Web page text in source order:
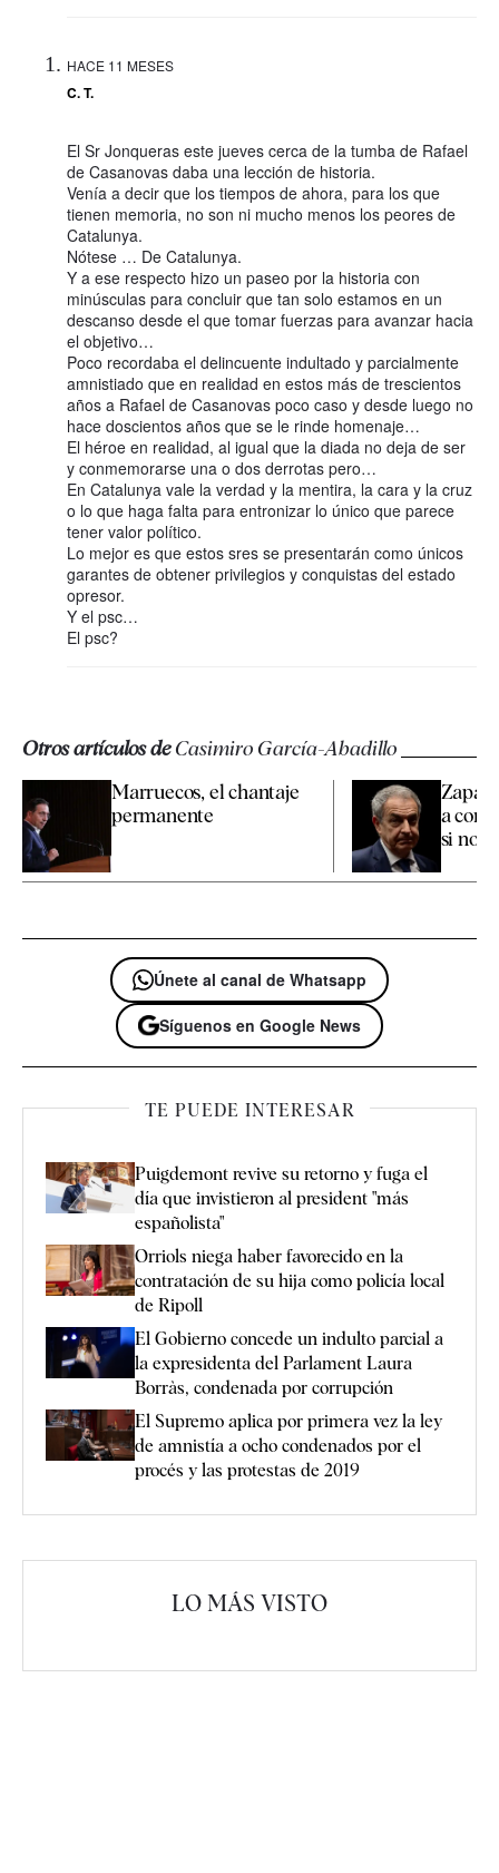
HACE 11 MESES
C. T.
El Sr Jonqueras este jueves cerca de la tumba de Rafael
de Casanovas daba una lección de historia.
Venía a decir que los tiempos de ahora, para los que
tienen memoria, no son ni mucho menos los peores de
Catalunya.
Nótese … De Catalunya.
Y a ese respecto hizo un paseo por la historia con
minúsculas para concluir que tan solo estamos en un
descanso desde el que tomar fuerzas para avanzar hacia
el objetivo…
Poco recordaba el delincuente indultado y parcialmente
amnistiado que en realidad en estos más de trescientos
años a Rafael de Casanovas poco caso y desde luego no
hace doscientos años que se le rinde homenaje…
El héroe en realidad, al igual que la diada no deja de ser
y conmemorarse una o dos derrotas pero…
En Catalunya vale la verdad y la mentira, la cara y la cruz
o lo que haga falta para entronizar lo único que parece
tener valor político.
Lo mejor es que estos sres se presentarán como únicos
garantes de obtener privilegios y conquistas del estado
opresor.
Y el psc…
El psc?
Otros artículos deCasimiro García-Abadillo
Marruecos, el chantaje
permanente
a
si nos
Únete al canal de Whatsapp
Síguenos en Google News
TE PUEDE INTERESAR
Puigdemont revive su retorno y fuga el
día que invistieron al president "más
españolista"
Orriols niega haber favorecido en la
contratación de su hija como policía local
de Ripoll
El Gobierno concede un indulto parcial a
la expresidenta del Parlament Laura
Borràs, condenada por corrupción
El Supremo aplica por primera vez la ley
de amnistía a ocho condenados por el
procés y las protestas de 2019
LO MÁS VISTO